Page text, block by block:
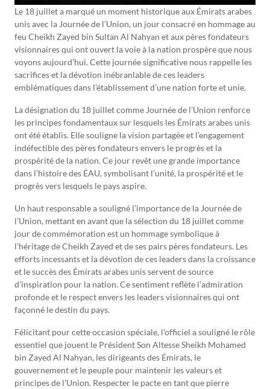
Le 18 juillet a marqué un moment historique aux Émirats arabes
unis avec la Journée de l’Union, un jour consacré en hommage au
feu Cheikh Zayed bin Sultan Al Nahyan et aux pères fondateurs
visionnaires qui ont ouvert la voie à la nation prospère que nous
voyons aujourd’hui. Cette journée significative nous rappelle les
sacrifices et la dévotion inébranlable de ces leaders
emblématiques dans l’établissement d’une nation forte et unie.
La désignation du 18 juillet comme Journée de l’Union renforce
les principes fondamentaux sur lesquels les Émirats arabes unis
ont été établis. Elle souligne la vision partagée et l’engagement
indéfectible des pères fondateurs envers le progrès et la
prospérité de la nation. Ce jour revêt une grande importance
dans l’histoire des ÉAU, symbolisant l’unité, la prospérité et le
progrès vers lesquels le pays aspire.
Un haut responsable a souligné l’importance de la Journée de
l’Union, mettant en avant que la sélection du 18 juillet comme
jour de commémoration est un hommage symbolique à
l’héritage de Cheikh Zayed et de ses pairs pères fondateurs. Les
efforts incessants et la dévotion de ces leaders dans la croissance
et le succès des Émirats arabes unis servent de source
d’inspiration pour la nation. Ce sentiment reflète l’admiration
profonde et le respect envers les leaders visionnaires qui ont
façonné le destin du pays.
Félicitant pour cette occasion spéciale, l’officiel a souligné le rôle
essentiel que jouent le Président Son Altesse Sheikh Mohamed
bin Zayed Al Nahyan, les dirigeants des Émirats, le
gouvernement et le peuple pour maintenir les valeurs et
principes de l’Union. Respecter le pacte en tant que pierre